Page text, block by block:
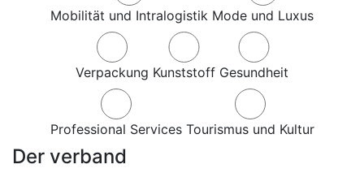
Mobilität und Intralogistik Mode und Luxus
Verpackung Kunststoff Gesundheit
Professional Services Tourismus und Kultur
Der verband